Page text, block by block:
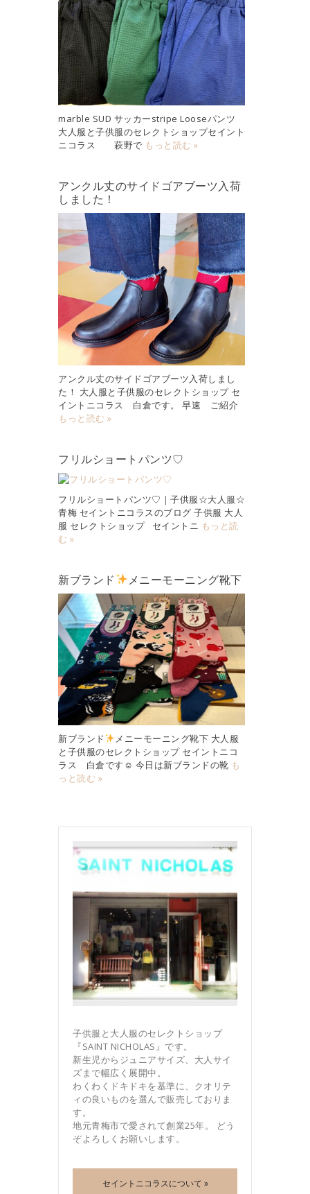
marble SUD サッカーstripe Looseパンツ
大人服と子供服のセレクトショップセイント
ニコラス 萩野で もっと読む »
アンクル丈のサイドゴアブーツ入荷
しました！
アンクル丈のサイドゴアブーツ入荷しまし
た！ 大人服と子供服のセレクトショップ セ
イントニコラス 白倉です。 早速 ご紹介
もっと読む »
フリルショートパンツ♡
フリルショートパンツ♡｜子供服☆大人服☆
青梅 セイントニコラスのブログ 子供服 大人
服 セレクトショップ セイントニ もっと読
む »
新ブランド メニーモーニング靴下
新ブランド
メニーモーニング靴下 大人服
と子供服のセレクトショップ セイントニコ
ラス 白倉です☺︎ 今日は新ブランドの靴 も
っと読む »
子供服と大人服のセレクトショップ
『SAINT NICHOLAS』です。
新生児からジュニアサイズ、大人サイ
ズまで幅広く展開中。
わくわくドキドキを基準に、クオリテ
ィの良いものを選んで販売しておりま
す。
地元青梅市で愛されて創業25年。 どう
ぞよろしくお願いします。
セイントニコラスについて »